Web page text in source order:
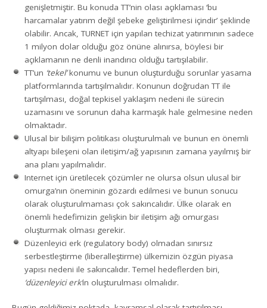
genişletmiştir. Bu konuda TT’nin olası açıklaması ‘bu
harcamalar yatırım değil şebeke geliştirilmesi içindir’ şeklinde
olabilir. Ancak, TURNET için yapılan techizat yatırımının sadece
1 milyon dolar olduğu göz önüne alınırsa, böylesi bir
açıklamanın ne denli inandırıcı olduğu tartışılabilir.
TT’un ‘tekel’konumu ve bunun oluşturduğu sorunlar yasama
platformlarında tartışılmalıdır. Konunun doğrudan TT ile
tartışılması, doğal tepkisel yaklaşım nedeni ile sürecin
uzamasını ve sorunun daha karmaşık hale gelmesine neden
olmaktadır.
Ulusal bir bilişim politikası oluşturulmalı ve bunun en önemli
altyapı bileşeni olan iletişim/ağ yapısının zamana yayılmış bir
ana planı yapılmalıdır.
Internet için üretilecek çözümler ne olursa olsun ulusal bir
omurga’nın öneminin gözardı edilmesi ve bunun sonucu
olarak oluşturulmaması çok sakıncalıdır. Ülke olarak en
önemli hedefimizin gelişkin bir iletişim ağı omurgası
oluşturmak olması gerekir.
Düzenleyici erk (regulatory body) olmadan sınırsız
serbestleştirme (liberalleştirme) ülkemizin özgün piyasa
yapısı nedeni ile sakıncalıdır. Temel hedeflerden biri,
‘düzenleyici erk’in oluşturulması olmalıdır.